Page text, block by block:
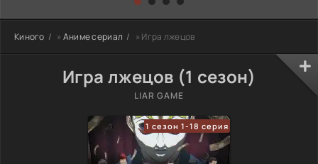
Киного » Аниме сериал » Игра лжецов
Игра лжецов (1 сезон)
LIAR GAME
1 сезон 1-18 серия